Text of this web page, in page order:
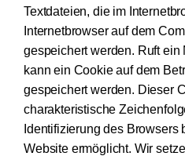
Textdateien, die im
Internetbrowser auf dem
gespeichert werden. Ruft
kann ein Cookie auf dem
gespeichert werden. Dieser
charakteristische
Identifizierung des Browsers
Website ermöglicht. Wir